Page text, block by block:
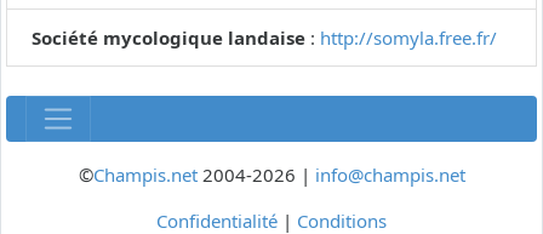
Société mycologique landaise : http://somyla.free.fr/
©Champis.net2004-2026 | info@champis.net
Confidentialité | Conditions